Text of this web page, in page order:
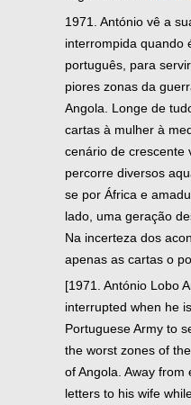
1971. António vê a
interrompida quando
português, para
piores zonas da
Angola. Longe de
cartas à mulher à
cenário de crescente
percorre diversos
se por África e
lado, uma geração
Na incerteza dos
apenas as cartas o
[1971. António Lobo
interrupted when he
Portuguese Army to
the worst zones of
of Angola. Away
letters to his wife